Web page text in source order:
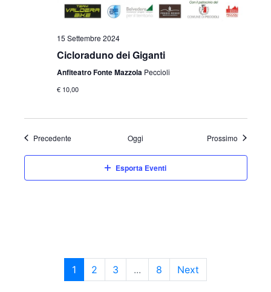
15 Settembre 2024
Cicloraduno dei Giganti
Anfiteatro Fonte Mazzola Peccioli
€ 10,00
PrecedenteEventi Oggi Prossimo Eventi
Esporta Eventi
1 2 3 ... 8 Next